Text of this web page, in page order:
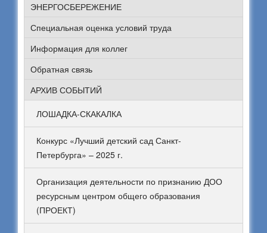
ЭНЕРГОСБЕРЕЖЕНИЕ
Специальная оценка условий труда
Информация для коллег
Обратная связь
АРХИВ СОБЫТИЙ
ЛОШАДКА-СКАКАЛКА
Конкурс «Лучший детский сад Санкт-
Петербурга» – 2025 г.
Организация деятельности по признанию ДОО
ресурсным центром общего образования
(ПРОЕКТ)